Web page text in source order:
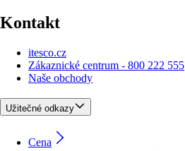
Kontakt
itesco.cz
Zákaznické centrum - 800 222 555
Naše obchody
Užitečné odkazy
Cena